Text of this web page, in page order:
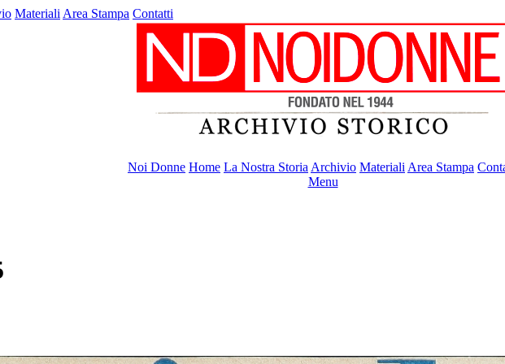
Materiali Area Stampa Contatti
Noi Donne Home La Nostra Storia Archivio Materiali Area Stampa
Menu